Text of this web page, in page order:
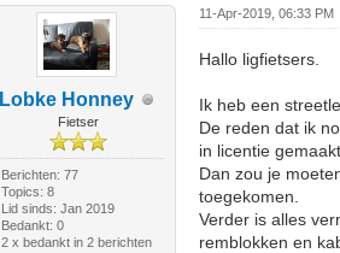
Lobke Honney
Fietser
Berichten: 77
Topics: 8
Lid sinds: Jan 2019
Bedankt: 0
2 x bedankt in 2 berichten
11-Apr-2019, 06:33 PM
Hallo ligfietsers.
Ik heb een
De reden dat ik
in licentie
Dan zou je
toegekomen.
Verder is alles
remblokken en